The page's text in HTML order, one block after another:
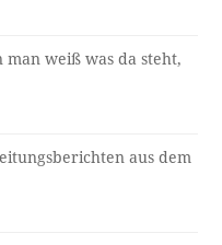
man weiß was da steht,
aus dem